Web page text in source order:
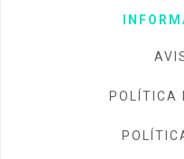
POLÍTICA